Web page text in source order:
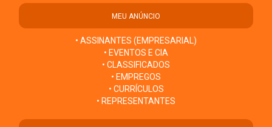
MEU ANÚNCIO
• ASSINANTES (EMPRESARIAL)
• EVENTOS E CIA
• CLASSIFICADOS
• EMPREGOS
• CURRÍCULOS
• REPRESENTANTES